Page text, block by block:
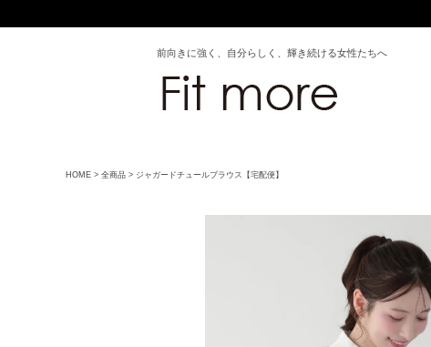
前向きに強く、自分らしく、輝き続ける女性たちへ
HOME 全商品 ジャガードチュールブラウス【宅配便】